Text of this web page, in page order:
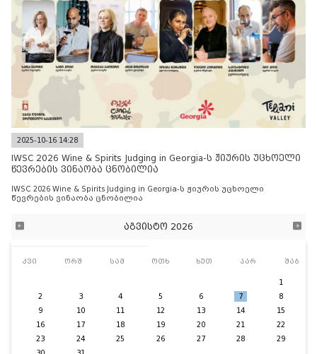
2025-10-16 14:28
IWSC 2026 Wine & Spirits Judging in Georgia-ს ჟიურის უცხოელი
წევრების ვინაობა ცნობილია
IWSC 2026 Wine & Spirits Judging in Georgia-ს ჟიურის უცხოელი
წევრების ვინაობა ცნობილია
აგვისტო 2026
კვი ორშ სამ ოთხ ხუთ პარ შაბ
1
2
3 4 5 6 7
8
9
10 11 12 13 14
15
16
17 18 19 20 21
22
23
24 25 26 27 28
29